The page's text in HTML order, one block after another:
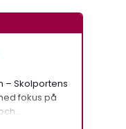
– Skolportens
fokus på